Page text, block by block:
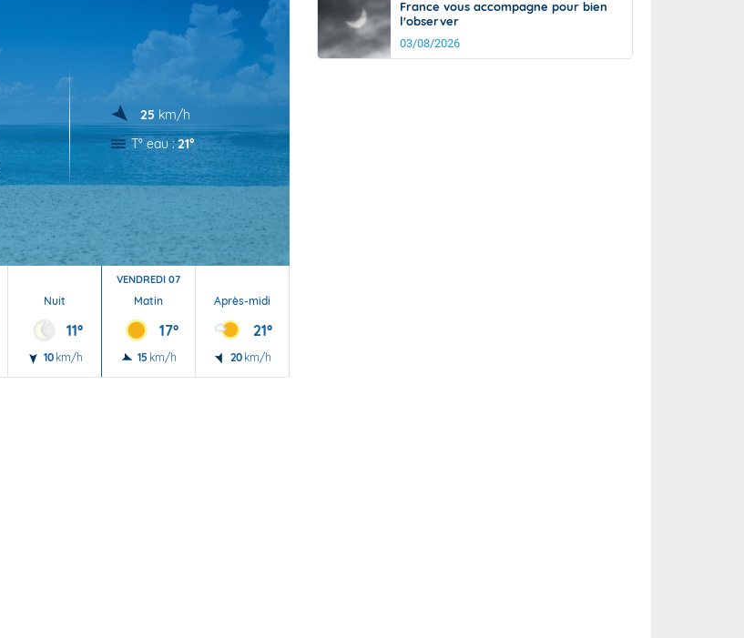
25 km/h
T° eau :21°
Nuit
11°
10 km/h
VENDREDI 07
Matin
17°
15 km/h
Après-midi
21°
20 km/h
France vous accompagne pour bien
l'observer
03/08/2026